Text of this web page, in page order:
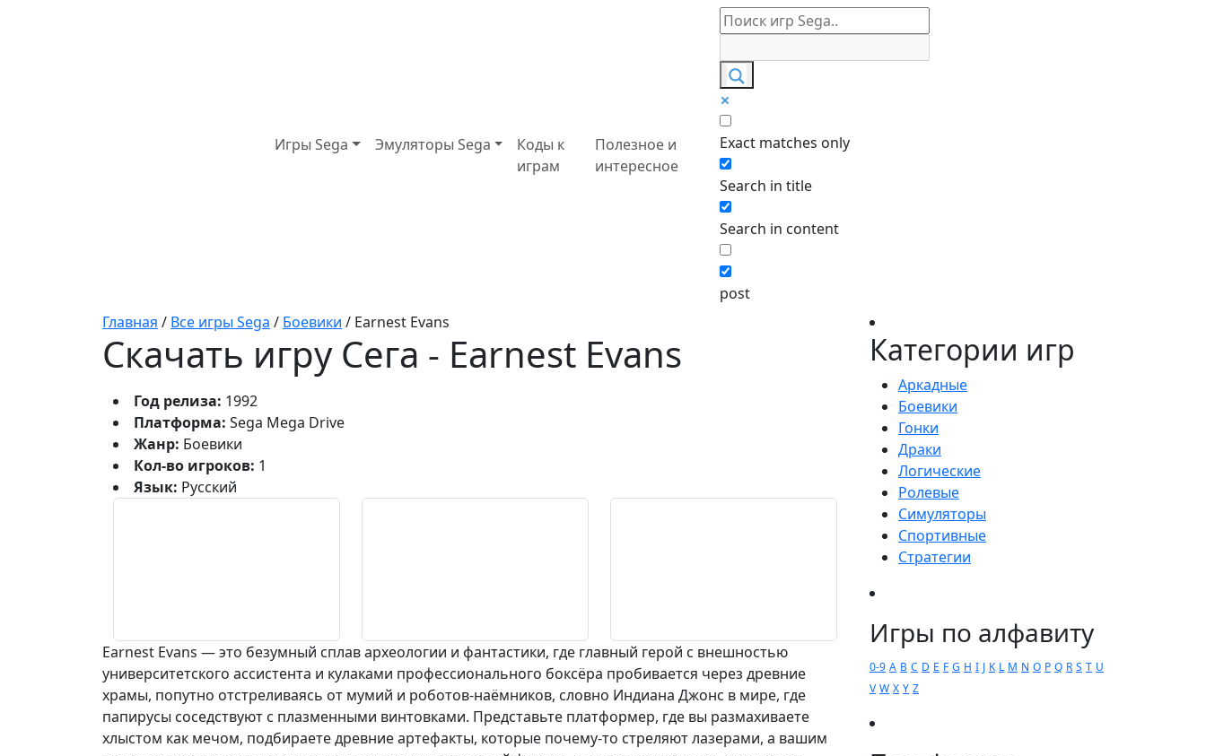
Игры Sega Эмуляторы Sega
Коды к
играм
Полезное и
интересное
Exact matches only
Search in title
Search in content
post
Главная / Все игры Sega / Боевики / Earnest Evans
Скачать игру Сега - Earnest Evans
Год релиза: 1992
Платформа: Sega Mega Drive
Жанр: Боевики
Кол-во игроков: 1
Язык: Русский
Earnest Evans — это безумный сплав археологии и фантастики, где главный герой с внешностью
университетского ассистента и кулаками профессионального боксёра пробивается через древние
храмы, попутно отстреливаясь от мумий и роботов-наёмников, словно Индиана Джонс в мире, где
папирусы соседствуют с плазменными винтовками. Представьте платформер, где вы размахиваете
хлыстом как мечом, подбираете древние артефакты, которые почему-то стреляют лазерами, а вашим
Категории игр
Аркадные
Боевики
Гонки
Драки
Логические
Ролевые
Симуляторы
Спортивные
Стратегии
Игры по алфавиту
0-9 A B C D E F G H I J K L M N O P Q R S T U
V W X Y Z